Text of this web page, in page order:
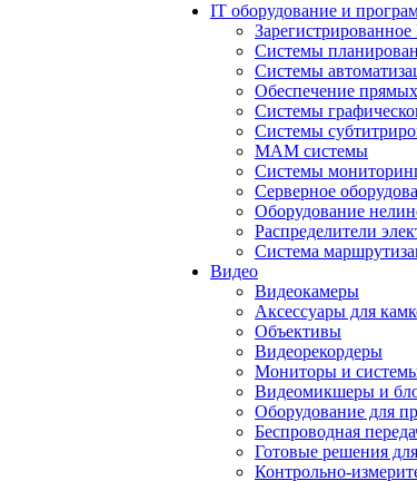
IT оборудование и
Системы
Системы
Обеспечение
Системы
Системы
MAM системы
Системы
Серверное
Оборудование
Распределители
Система
Видео
Видеокамеры
Аксессуары для
Объективы
Видеорекордеры
Мониторы и
Видеомикшеры и
Оборудование для
Беспроводная
Готовые решения
Контрольно-